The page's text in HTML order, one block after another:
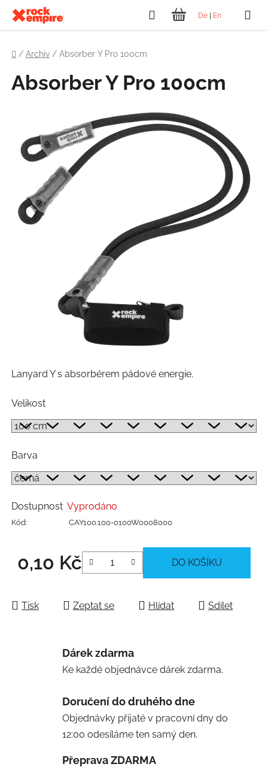
obsah
De En
Hledat
NÁKUPNÍ
Domů
/ Archiv / Absorber Y Pro 100cm
Lanyard Y s absorbérem pádové energie.
Velikost
Barva
Dostupnost Vyprodáno
Kód: CAY100.100-0100W0008000
0,10 Kč DO KOŠÍKU
Tisk Zeptat se Hlídat Sdílet
Absorber Y Pro 100cm
Dárek zdarma
Ke každé objednávce dárek zdarma.
Doručení do druhého dne
Objednávky přijaté v pracovní dny do
12:00 odesíláme ten samý den.
Přeprava ZDARMA